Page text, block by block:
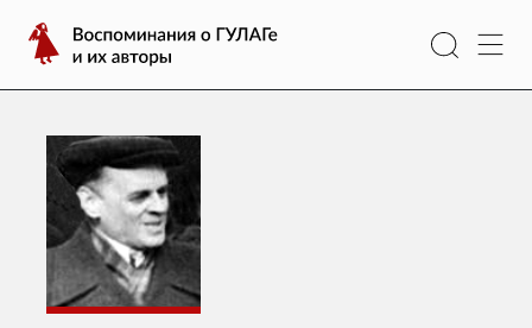
содержимому
Воспоминания
о
ГУЛАГе
авторы